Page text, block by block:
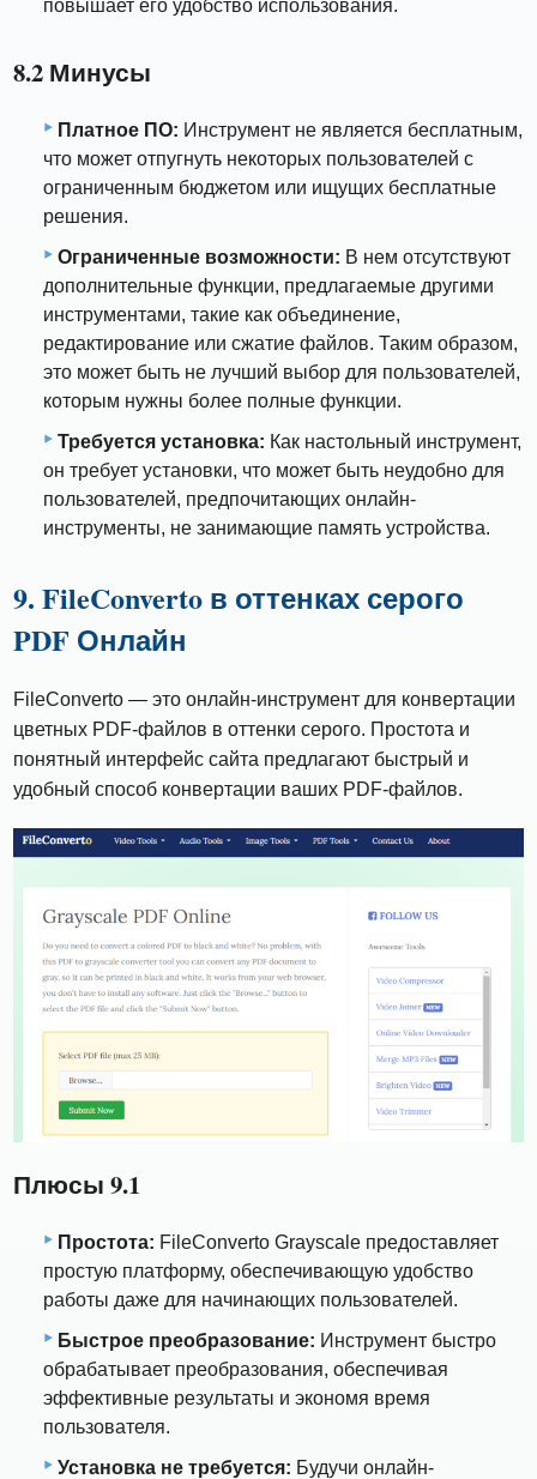
повышает его удобство использования.
8.2 Минусы
Платное ПО: Инструмент не является бесплатным,
что может отпугнуть некоторых пользователей с
ограниченным бюджетом или ищущих бесплатные
решения.
Ограниченные возможности: В нем отсутствуют
дополнительные функции, предлагаемые другими
инструментами, такие как объединение,
редактирование или сжатие файлов. Таким образом,
это может быть не лучший выбор для пользователей,
которым нужны более полные функции.
Требуется установка: Как настольный инструмент,
он требует установки, что может быть неудобно для
пользователей, предпочитающих онлайн-
инструменты, не занимающие память устройства.
9. FileConverto в оттенках серого
PDF Онлайн
FileConverto — это онлайн-инструмент для конвертации
цветных PDF-файлов в оттенки серого. Простота и
понятный интерфейс сайта предлагают быстрый и
удобный способ конвертации ваших PDF-файлов.
Плюсы 9.1
Простота: FileConverto Grayscale предоставляет
простую платформу, обеспечивающую удобство
работы даже для начинающих пользователей.
Быстрое преобразование: Инструмент быстро
обрабатывает преобразования, обеспечивая
эффективные результаты и экономя время
пользователя.
Установка не требуется: Будучи онлайн-